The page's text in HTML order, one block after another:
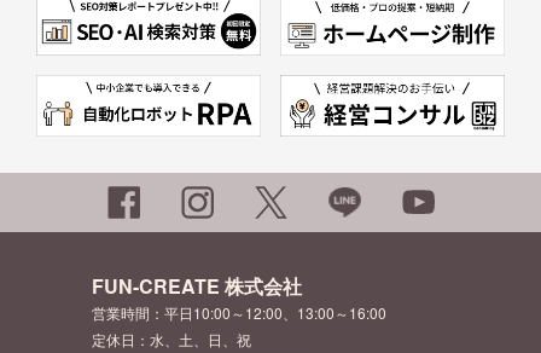
FUN-CREATE 株式会社
営業時間：平日10:00～12:00、13:00～16:00
定休日：水、土、日、祝